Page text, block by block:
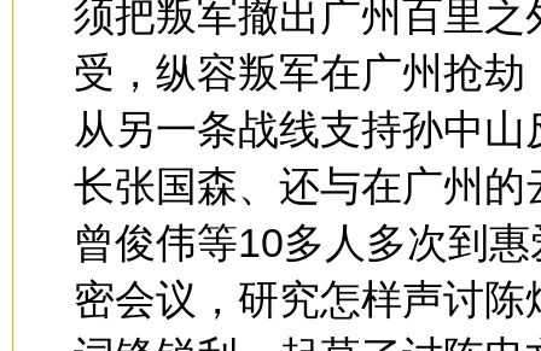
须把叛军撤出广州百里
受，纵容叛军在广州抢
从另一条战线支持孙中
长张国森、还与在广州
曾俊伟等10多人多次到
密会议，研究怎样声讨